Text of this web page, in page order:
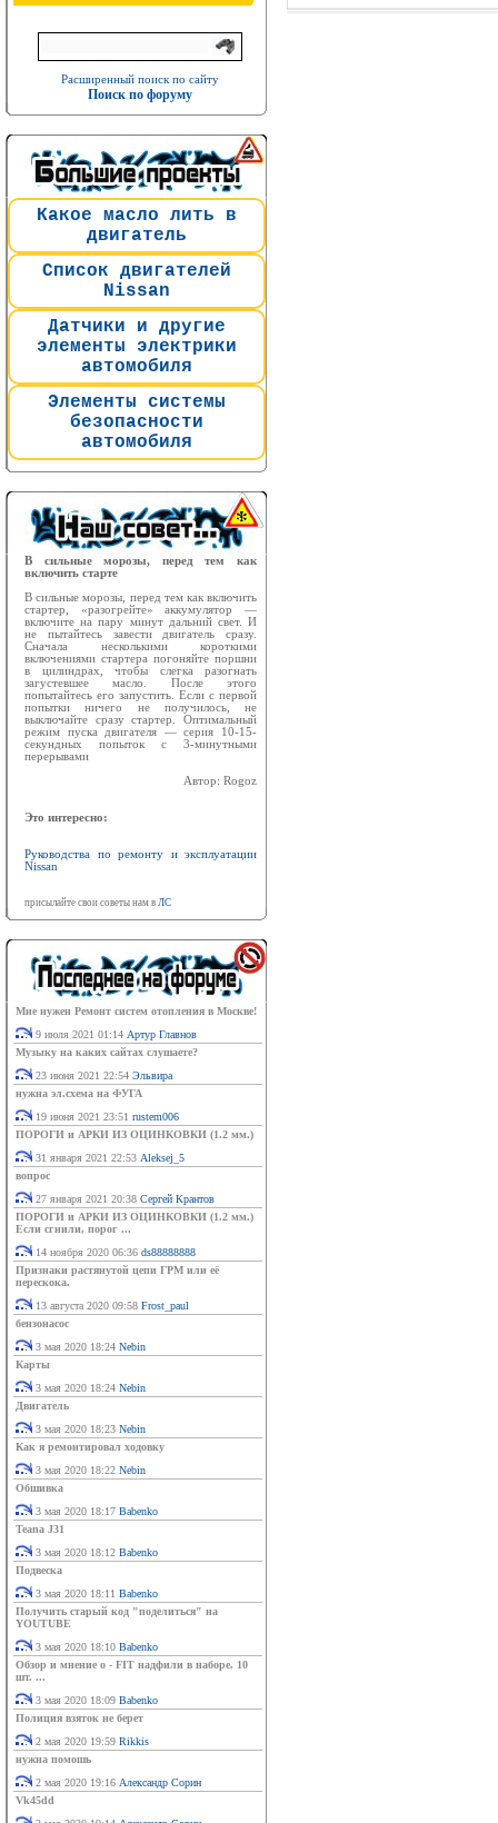
Расширенный поиск по сайту
Поиск по форуму
Какое масло лить в
двигатель
Список двигателей
Nissan
Датчики и другие
элементы электрики
автомобиля
Элементы системы
безопасности
автомобиля
В сильные морозы, перед тем как
включить старте
В сильные морозы, перед тем как включить
стартер, «разогрейте» аккумулятор —
включите на пару минут дальний свет. И
не пытайтесь завести двигатель сразу.
Сначала несколькими короткими
включениями стартера погоняйте поршни
в цилиндрах, чтобы слегка разогнать
загустевшее масло. После этого
попытайтесь его запустить. Если с первой
попытки ничего не получилось, не
выключайте сразу стартер. Оптимальный
режим пуска двигателя — серия 10-15-
секундных попыток с 3-минутными
перерывами
Автор: Rogoz
Это интересно:
Руководства по ремонту и эксплуатации
Nissan
присылайте свои советы нам в ЛС
Мне нужен Ремонт систем отопления в Москве!
9 июля 2021 01:14 Артур Главнов
Музыку на каких сайтах слушаете?
23 июня 2021 22:54 Эльвира
нужна эл.схема на ФУГА
19 июня 2021 23:51 rustem006
ПОРОГИ и АРКИ ИЗ ОЦИНКОВКИ (1.2 мм.)
31 января 2021 22:53 Aleksej_5
вопрос
27 января 2021 20:38 Сергей Крантов
ПОРОГИ и АРКИ ИЗ ОЦИНКОВКИ (1.2 мм.)
Если сгнили, порог ...
14 ноября 2020 06:36 ds88888888
Признаки растянутой цепи ГРМ или её
перескока.
13 августа 2020 09:58 Frost_paul
бензонасос
3 мая 2020 18:24 Nebin
Карты
3 мая 2020 18:24 Nebin
Двигатель
3 мая 2020 18:23 Nebin
Как я ремонтировал ходовку
3 мая 2020 18:22 Nebin
Обшивка
3 мая 2020 18:17 Babenko
Teana J31
3 мая 2020 18:12 Babenko
Подвеска
3 мая 2020 18:11 Babenko
Получить старый код "поделиться" на
YOUTUBE
3 мая 2020 18:10 Babenko
Обзор и мнение о - FIT надфили в наборе. 10
шт. ...
3 мая 2020 18:09 Babenko
Полиция взяток не берет
2 мая 2020 19:59 Rikkis
нужна помошь
2 мая 2020 19:16 Александр Сорин
Vk45dd